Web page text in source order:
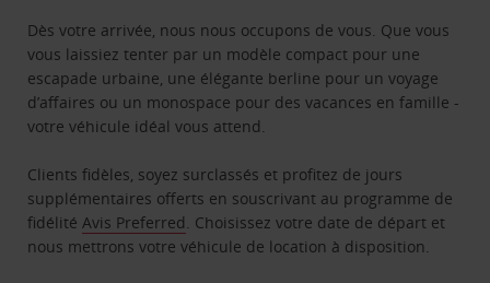
Dès votre arrivée, nous nous occupons de vous. Que vous
vous laissiez tenter par un modèle compact pour une
escapade urbaine, une élégante berline pour un voyage
d’affaires ou un monospace pour des vacances en famille -
votre véhicule idéal vous attend.
Clients fidèles, soyez surclassés et profitez de jours
supplémentaires offerts en souscrivant au programme de
fidélitéAvis Preferred. Choisissez votre date de départ et
nous mettrons votre véhicule de location à disposition.